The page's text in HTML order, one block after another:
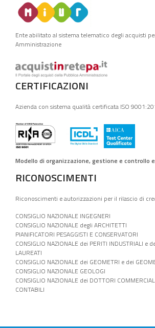
Ente abilitato al sistema telematico degli acquisti
Amministrazione
CERTIFICAZIONI
Azienda con sistema qualità certificata ISO
Modello di organizzazione, gestione e controllo
RICONOSCIMENTI
Riconoscimenti e autorizzazioni per il rilascio di
CONSIGLIO NAZIONALE INGEGNERI
CONSIGLIO NAZIONALE degli ARCHITETTI
PIANIFICATORI PESAGGISTI E CONSERVATORI
CONSIGLIO NAZIONALE dei PERITI INDUSTRIALI e
LAUREATI
CONSIGLIO NAZIONALE dei GEOMETRI e dei
CONSIGLIO NAZIONALE GEOLOGI
CONSIGLIO NAZIONALE dei DOTTORI
CONTABILI